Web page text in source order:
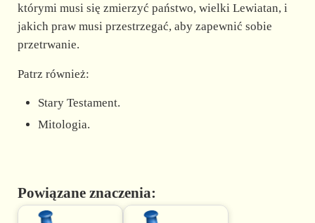
którymi musi się zmierzyć państwo, wielki Lewiatan, i
jakich praw musi przestrzegać, aby zapewnić sobie
przetrwanie.
Patrz również:
Stary Testament.
Mitologia.
Powiązane znaczenia: